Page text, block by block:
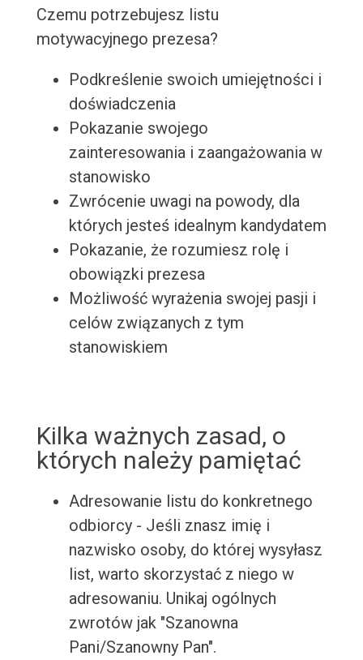
Czemu potrzebujesz listu
motywacyjnego prezesa?
Podkreślenie swoich umiejętności i
doświadczenia
Pokazanie swojego
zainteresowania i zaangażowania w
stanowisko
Zwrócenie uwagi na powody, dla
których jesteś idealnym kandydatem
Pokazanie, że rozumiesz rolę i
obowiązki prezesa
Możliwość wyrażenia swojej pasji i
celów związanych z tym
stanowiskiem
Kilka ważnych zasad, o
których należy pamiętać
Adresowanie listu do konkretnego
odbiorcy - Jeśli znasz imię i
nazwisko osoby, do której wysyłasz
list, warto skorzystać z niego w
adresowaniu. Unikaj ogólnych
zwrotów jak "Szanowna
Pani/Szanowny Pan".